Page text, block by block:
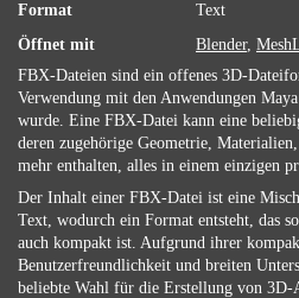
Format
Text
Öffnet mit
Blender,
FBX-Dateien sind ein offenes 3D-
Verwendung mit den Anwendungen
wurde. Eine FBX-Datei kann eine
deren zugehörige Geometrie,
mehr enthalten, alles in einem einzigen
Der Inhalt einer FBX-Datei ist eine
Text, wodurch ein Format entsteht, das
auch kompakt ist. Aufgrund ihrer
Benutzerfreundlichkeit und breiten
beliebte Wahl für die Erstellung von 3D-